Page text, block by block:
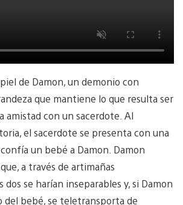
de Damon, un demonio con
que mantiene lo que resulta ser
amistad con un sacerdote. Al
el sacerdote se presenta con una
un bebé a Damon. Damon
a través de artimañas
dos se harían inseparables y, si Damon
del bebé, se teletransporta de